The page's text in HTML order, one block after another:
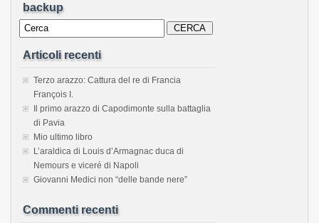
backup
Articoli recenti
Terzo arazzo: Cattura del re di Francia
François I.
Il primo arazzo di Capodimonte sulla battaglia
di Pavia
Mio ultimo libro
L’araldica di Louis d’Armagnac duca di
Nemours e viceré di Napoli
Giovanni Medici non “delle bande nere”
Commenti recenti